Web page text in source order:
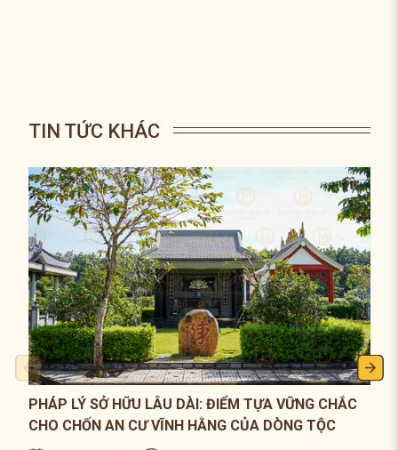
TIN TỨC KHÁC
PHÁP LÝ SỞ HỮU LÂU DÀI: ĐIỂM TỰA VỮNG CHẮC
CHO CHỐN AN CƯ VĨNH HẰNG CỦA DÒNG TỘC